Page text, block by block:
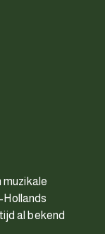
muzikale
Hollands
al bekend